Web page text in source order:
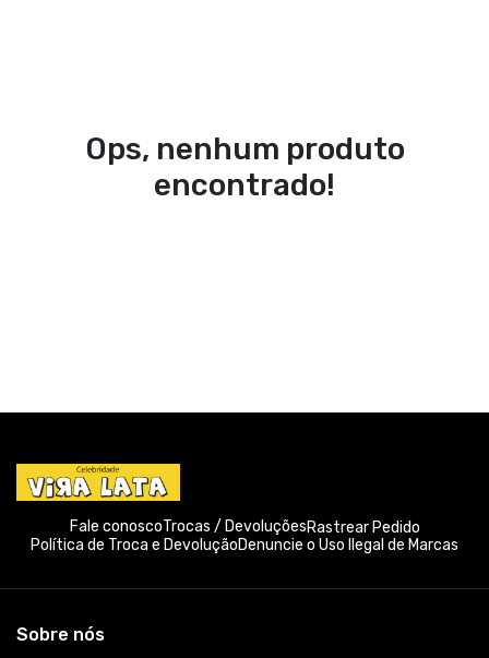
Ops, nenhum produto
encontrado!
Fale conoscoTrocas / DevoluçõesRastrear Pedido
Política de Troca e DevoluçãoDenuncie o Uso Ilegal de Marcas
Sobre nós